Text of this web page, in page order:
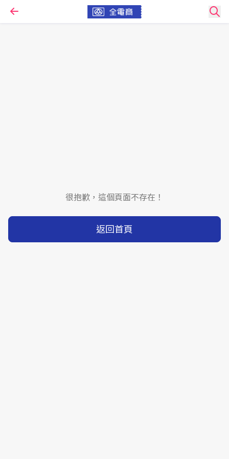
很抱歉，這個頁面不存在！
返回首頁